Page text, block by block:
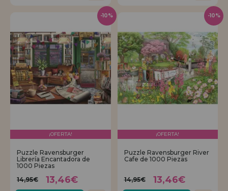
¡OFERTA!
Puzzle Ravensburger
Librería Encantadora de
1000 Piezas
14,95€
13,46€
-10%
¡OFERTA!
Puzzle Ravensburger River
Cafe de 1000 Piezas
14,95€ 13,46€
-10%